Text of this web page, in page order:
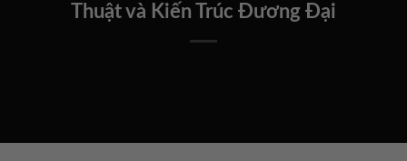
Thuật và Kiến Trúc Đương Đại